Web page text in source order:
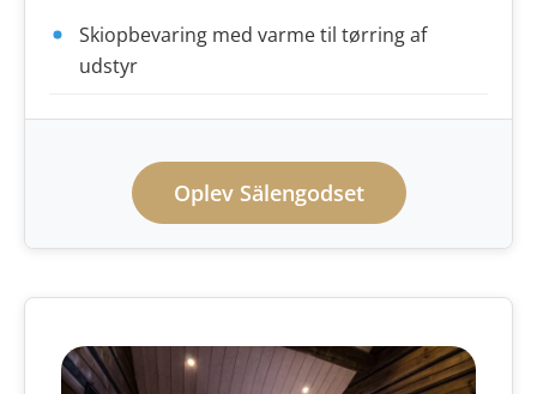
Skiopbevaring med varme til tørring af
udstyr
Oplev Sälengodset